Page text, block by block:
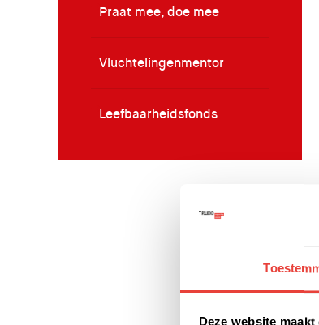
Deze website
Praat mee, doe mee
Vluchtelingenmentor
Leefbaarheidsfonds